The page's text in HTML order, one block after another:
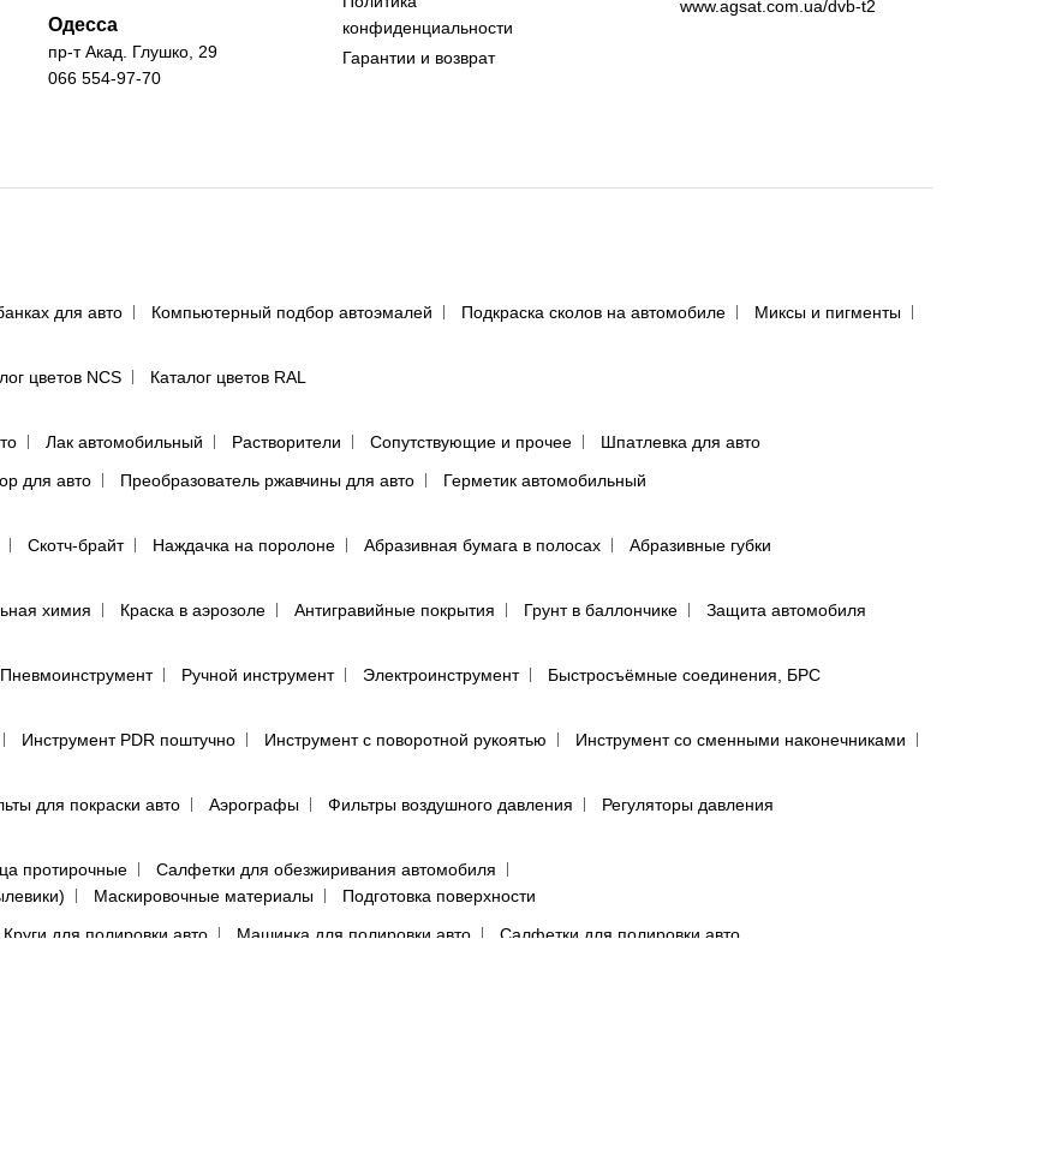
Одесса
пр-т Акад. Глушко, 29
066 554-97-70
конфиденциальности
Гарантии и возврат
www.agsat.com.ua/dvb-t2
для авто Компьютерный подбор автоэмалей Подкраска сколов на автомобиле
Миксы и пигменты
цветов NCS
Каталог цветов RAL
Лак автомобильный Растворители Сопутствующие и прочее
Шпатлевка для авто
для авто Преобразователь ржавчины для авто
Герметик автомобильный
Скотч-брайт Наждачка на поролоне Абразивная бумага в полосах
Абразивные губки
химия Краска в аэрозоле Антигравийные покрытия Грунт в баллончике
Защита автомобиля
Пневмоинструмент Ручной инструмент Электроинструмент
Быстросъёмные соединения, БРС
Инструмент PDR поштучно Инструмент с поворотной рукоятью
Инструмент со сменными наконечниками
для покраски авто Аэрографы Фильтры воздушного давления
Регуляторы давления
протирочные
Салфетки для обезжиривания автомобиля
Маскировочные материалы
Подготовка поверхности
Круги для полировки авто Машинка для полировки авто
Салфетки для полировки авто